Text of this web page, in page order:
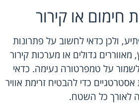
חימום או קירור
ולכן כדאי לחשוב על פתרונות
מאווררים גדולים או מערכות קירור
לשמור על טמפרטורה נעימה. כדאי
כדי להבטיח זרימת אוויר
לאורך כל השטח.